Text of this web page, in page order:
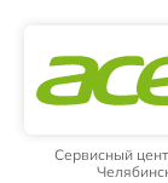
Сервисный